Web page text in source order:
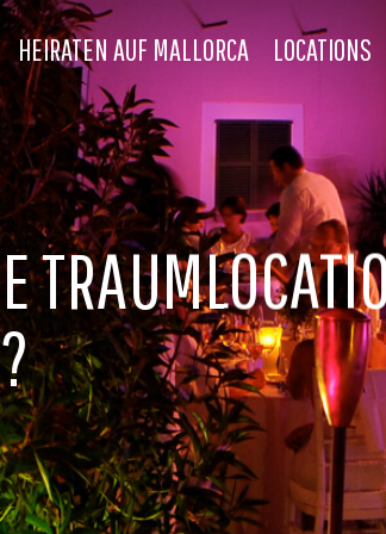
HEIRATEN AUF MALLORCA LOCATIONS